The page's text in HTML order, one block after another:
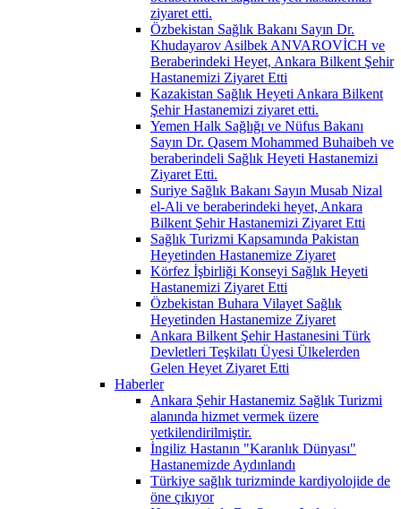
ziyaret etti.
Özbekistan Sağlık Bakanı Sayın Dr.
Khudayarov Asilbek ANVAROVİCH ve
Beraberindeki Heyet, Ankara Bilkent Şehir
Hastanemizi Ziyaret Etti
Kazakistan Sağlık Heyeti Ankara Bilkent
Şehir Hastanemizi ziyaret etti.
Yemen Halk Sağlığı ve Nüfus Bakanı
Sayın Dr. Qasem Mohammed Buhaibeh ve
beraberindeli Sağlık Heyeti Hastanemizi
Ziyaret Etti.
Suriye Sağlık Bakanı Sayın Musab Nizal
el-Ali ve beraberindeki heyet, Ankara
Bilkent Şehir Hastanemizi Ziyaret Etti
Sağlık Turizmi Kapsamında Pakistan
Heyetinden Hastanemize Ziyaret
Körfez İşbirliği Konseyi Sağlık Heyeti
Hastanemizi Ziyaret Etti
Özbekistan Buhara Vilayet Sağlık
Heyetinden Hastanemize Ziyaret
Ankara Bilkent Şehir Hastanesini Türk
Devletleri Teşkilatı Üyesi Ülkelerden
Gelen Heyet Ziyaret Etti
Haberler
Ankara Şehir Hastanemiz Sağlık Turizmi
alanında hizmet vermek üzere
yetkilendirilmiştir.
İngiliz Hastanın "Karanlık Dünyası"
Hastanemizde Aydınlandı
Türkiye sağlık turizminde kardiyolojide de
öne çıkıyor